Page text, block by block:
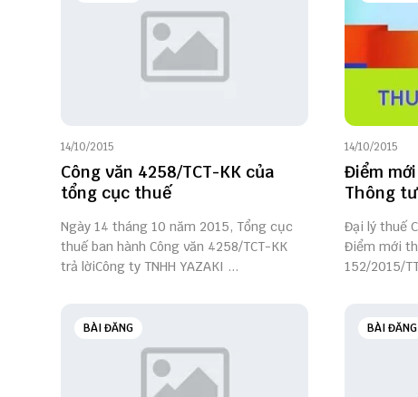
14/10/2015
Công văn 4258/TCT-KK của
tổng cục thuế
Ngày 14 tháng 10 năm 2015, Tổng cục
thuế ban hành Công văn 4258/TCT-KK
trả lờiCông ty TNHH YAZAKI ...
14/10/2015
Điểm
Thông tư
Đại lý thuế
Điểm mới
152/2015/
BÀI ĐĂNG BÀI ĐĂNG